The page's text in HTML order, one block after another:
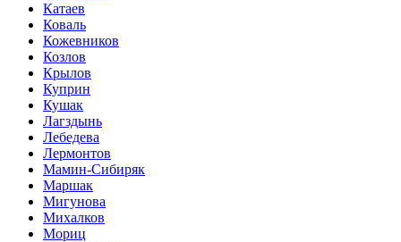
Катаев
Коваль
Кожевников
Козлов
Крылов
Куприн
Кушак
Лагздынь
Лебедева
Лермонтов
Мамин-Сибиряк
Маршак
Мигунова
Михалков
Мориц